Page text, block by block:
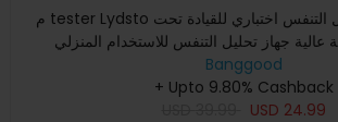
م tester Lydsto للكحول جهاز تحليل التنفس اختباري للقيادة تحت
عالية جهاز تحليل التنفس للاستخدام المنزلي
Banggood
+ Upto 9.80% Cashback
USD 24.99